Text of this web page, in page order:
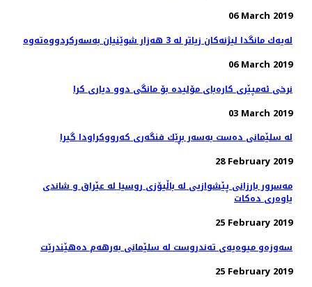
06 March 2019
06 March 2019
نرخی ئه‌مپێری كاره‌بای مۆلیده‌ بۆ مانگی دوو دیاری كرا
03 March 2019
له‌ سلێمانی ده‌ست به‌سه‌ر بڕێك فنگه‌ری كه‌رووكراودا گیرا
28 February 2019
مه‌سرور بارزانی پێشوازیی لە باڵیۆزی روسیا لە عێراق و شاندی
یاوه‌ری ده‌كات
25 February 2019
سه‌وزه‌و میوه‌یه‌ی ته‌ندروست له‌ سلێمانی به‌رهه‌م ده‌هێندرێت
25 February 2019